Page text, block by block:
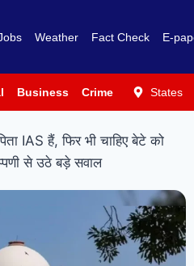
Weather Fact Check E-
Business Crime PoliticsStates
IAS हैं, फिर भी चाहिए बेटे को
से उठे बड़े सवाल